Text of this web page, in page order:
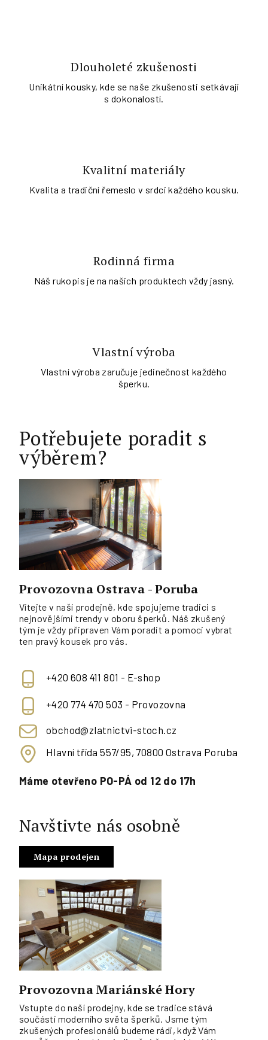
Dlouholeté zkušenosti
Unikátní kousky, kde se naše zkušenosti setkávají
s dokonalostí.
Kvalitní materiály
Kvalita a tradiční řemeslo v srdci každého kousku.
Rodinná firma
Náš rukopis je na našich produktech vždy jasný.
Vlastní výroba
Vlastní výroba zaručuje jedinečnost každého
šperku.
Potřebujete poradit s
výběrem?
Provozovna Ostrava - Poruba
Vítejte v naší prodejně, kde spojujeme tradici s
nejnovějšími trendy v oboru šperků. Náš zkušený
tým je vždy připraven Vám poradit a pomoci vybrat
ten pravý kousek pro vás.
+420 608 411 801 - E-shop
+420 774 470 503 - Provozovna
obchod@zlatnictvi-stoch.cz
Hlavní třída 557/95, 70800 Ostrava Poruba
Máme otevřeno PO-PÁ od 12 do 17h
Navštivte nás osobně
Mapa prodejen
Provozovna Mariánské Hory
Vstupte do naší prodejny, kde se tradice stává
součástí moderního světa šperků. Jsme tým
zkušených profesionálů budeme rádi, když Vám